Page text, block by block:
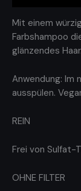
Mit einem
Farbshampoo
glänzendes Haar.
Anwendung: Im
ausspülen.
REIN
Frei von Sulfat-
OHNE FILTER